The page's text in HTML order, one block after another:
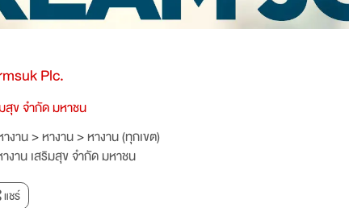
Plc.
สุข จำกัด มหาชน
างาน>หางาน>หางาน (ทุกเขต)
งาน เสริมสุข จำกัด มหาชน
แชร์